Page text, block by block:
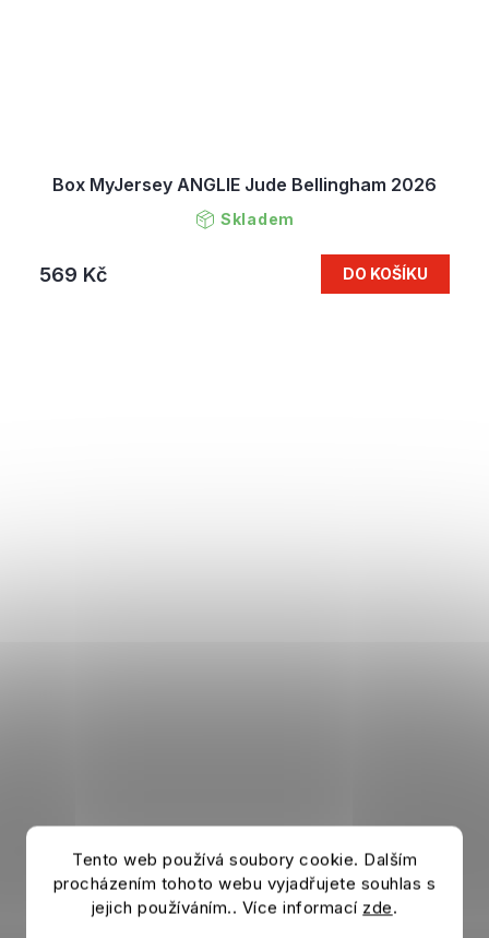
Tento web používá soubory cookie. Dalším
procházením tohoto webu vyjadřujete souhlas s
jejich používáním.. Více informací zde.
Box MyJersey ANGLIE Jude Bellingham 2026
Skladem
569 Kč DO KOŠÍKU